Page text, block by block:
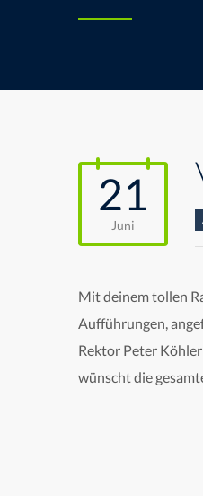
21
Juni
Mit deinem tollen
Aufführungen,
Rektor Peter
wünscht die